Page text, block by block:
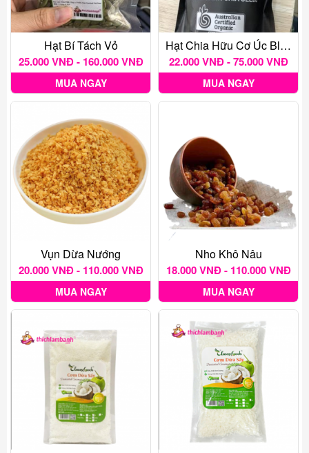
Hạt Bí Tách Vỏ
25.000 VNĐ - 160.000 VNĐ
MUA NGAY
Hạt Chia Hữu Cơ Úc Black Bag
22.000 VNĐ - 75.000 VNĐ
MUA NGAY
Vụn Dừa Nướng
20.000 VNĐ - 110.000 VNĐ
MUA NGAY
Nho Khô Nâu
18.000 VNĐ - 110.000 VNĐ
MUA NGAY